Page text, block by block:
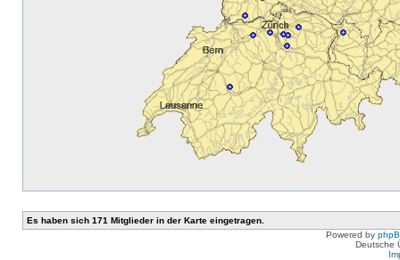
Es haben sich 171 Mitglieder in der Karte eingetragen.
Powered by
Deutsche